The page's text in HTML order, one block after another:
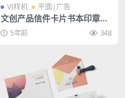
VI样机 平面|广告
文创产品信件卡片书本印章办
公用品psd样机
5年前 348